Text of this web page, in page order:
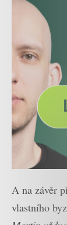
A na závěr
vlastního